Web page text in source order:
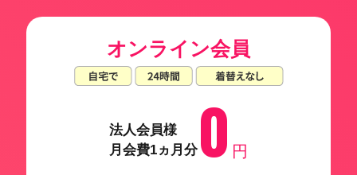
オンライン会員
法人会員様
月会費1ヵ月分0 円